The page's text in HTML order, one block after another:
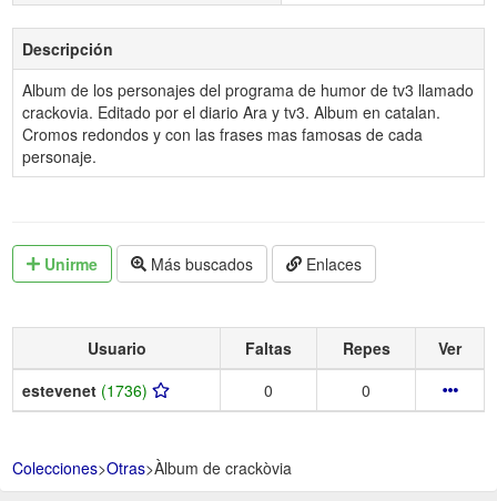
Descripción
Album de los personajes del programa de humor de tv3 llamado
crackovia. Editado por el diario Ara y tv3. Album en catalan.
Cromos redondos y con las frases mas famosas de cada
personaje.
Unirme Más buscados Enlaces
Usuario Faltas Repes
Ver
estevenet (1736) 0 0
Colecciones>Otras>Àlbum de crackòvia